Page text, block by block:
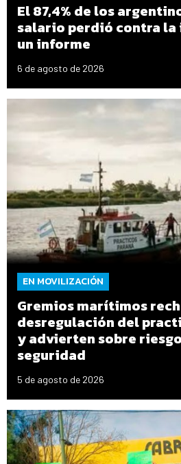
El 87,4% de los
salario perdió contra la
un informe
6 de agosto de 2026
EN MOVILIZACIÓN
Gremios marítimos
desregulación del
y advierten sobre
seguridad
5 de agosto de 2026